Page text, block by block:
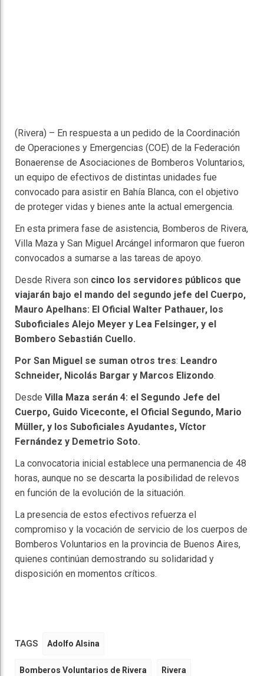
(Rivera) – En respuesta a un pedido de la Coordinación
de Operaciones y Emergencias (COE) de la Federación
Bonaerense de Asociaciones de Bomberos Voluntarios,
un equipo de efectivos de distintas unidades fue
convocado para asistir en Bahía Blanca, con el objetivo
de proteger vidas y bienes ante la actual emergencia.
En esta primera fase de asistencia, Bomberos de Rivera,
Villa Maza y San Miguel Arcángel informaron que fueron
convocados a sumarse a las tareas de apoyo.
Desde Rivera son cinco los servidores públicos que
viajarán bajo el mando del segundo jefe del Cuerpo,
Mauro Apelhans: El Oficial Walter Pathauer, los
Suboficiales Alejo Meyer y Lea Felsinger, y el
Bombero Sebastián Cuello.
Por San Miguel se suman otros tres: Leandro
Schneider, Nicolás Bargar y Marcos Elizondo.
Desde Villa Maza serán 4: el Segundo Jefe del
Cuerpo, Guido Viceconte, el Oficial Segundo, Mario
Müller, y los Suboficiales Ayudantes, Víctor
Fernández y Demetrio Soto.
La convocatoria inicial establece una permanencia de 48
horas, aunque no se descarta la posibilidad de relevos
en función de la evolución de la situación.
La presencia de estos efectivos refuerza el
compromiso y la vocación de servicio de los cuerpos de
Bomberos Voluntarios en la provincia de Buenos Aires,
quienes continúan demostrando su solidaridad y
disposición en momentos críticos.
TAGS Adolfo Alsina
Bomberos Voluntarios de Rivera Rivera